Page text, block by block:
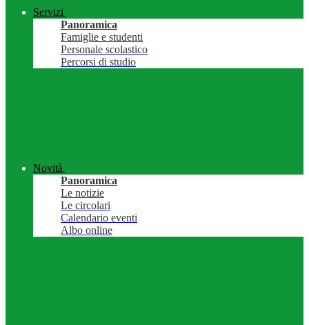
Servizi
Panoramica
Famiglie e studenti
Personale scolastico
Percorsi di studio
Novità
Panoramica
Le notizie
Le circolari
Calendario eventi
Albo online